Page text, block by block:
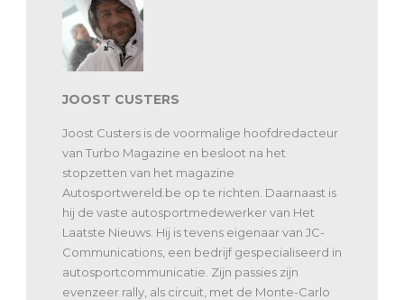
JOOST CUSTERS
Joost Custers is de voormalige hoofdredacteur
van Turbo Magazine en besloot na het
stopzetten van het magazine
Autosportwereld.be op te richten. Daarnaast is
hij de vaste autosportmedewerker van Het
Laatste Nieuws. Hij is tevens eigenaar van JC-
Communications, een bedrijf gespecialiseerd in
autosportcommunicatie. Zijn passies zijn
evenzeer rally, als circuit, met de Monte-Carlo